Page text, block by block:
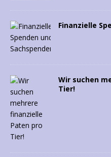
Finanzielle
Wir suchen
Tier!